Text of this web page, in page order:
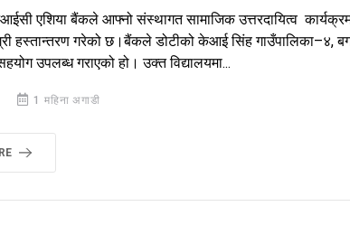
एशिया बैंकले आफ्नो संस्थागत सामाजिक उत्तरदायित्व
हस्तान्तरण गरेको छ।बैंकले डोटीको केआई सिंह गाउँपालिका–४,
उपलब्ध गराएको हो। उक्त विद्यालयमा...
1 महिना अगाडी